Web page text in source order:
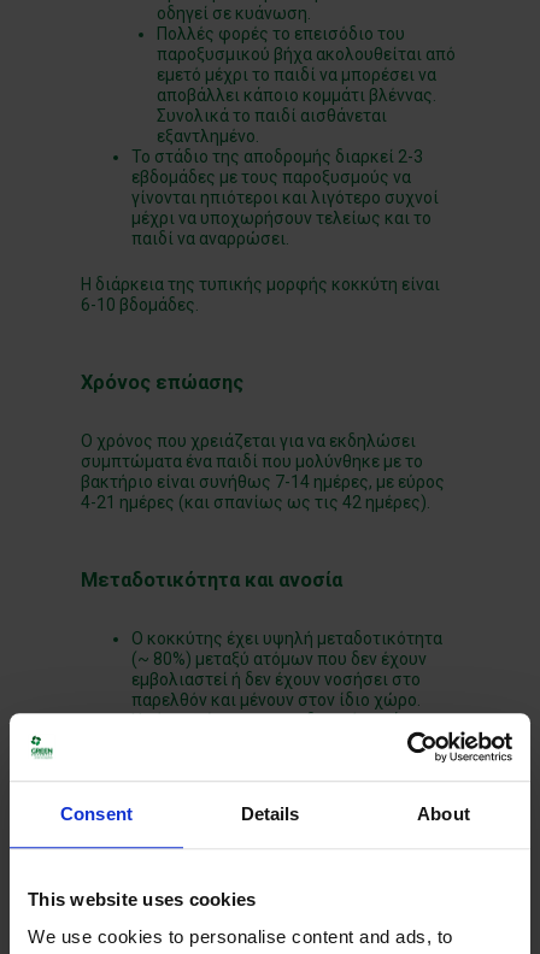
Consent Details About
This website uses cookies
We use cookies to personalise content and ads, to
οδηγεί σε κυάνωση.
Πολλές φορές το επεισόδιο του
παροξυσμικού βήχα ακολουθείται από
εμετό μέχρι το παιδί να μπορέσει να
αποβάλλει κάποιο κομμάτι βλέννας.
Συνολικά το παιδί αισθάνεται
εξαντλημένο.
Το στάδιο της αποδρομής διαρκεί 2-3
εβδομάδες με τους παροξυσμούς να
γίνονται ηπιότεροι και λιγότερο συχνοί
μέχρι να υποχωρήσουν τελείως και το
παιδί να αναρρώσει.
Η διάρκεια της τυπικής μορφής κοκκύτη είναι
6-10 βδομάδες.
Χρόνος επώασης
Ο χρόνος που χρειάζεται για να εκδηλώσει
συμπτώματα ένα παιδί που μολύνθηκε με το
βακτήριο είναι συνήθως 7-14 ημέρες, με εύρος
4-21 ημέρες (και σπανίως ως τις 42 ημέρες).
Μεταδοτικότητα και ανοσία
Ο κοκκύτης έχει υψηλή μεταδοτικότητα
(~ 80%) μεταξύ ατόμων που δεν έχουν
εμβολιαστεί ή δεν έχουν νοσήσει στο
παρελθόν και μένουν στον ίδιο χώρο.
Η νόσος είναι πιο μεταδοτική κατά τη
εβδομάδες από την έναρξη του βήχα
ενδέχεται να είναι μεταδοτικά για
μεγαλύτερη περίοδο.
συνήθως μακροχρόνια, ενώ σε σπάνιες
επαναπροσβολής.